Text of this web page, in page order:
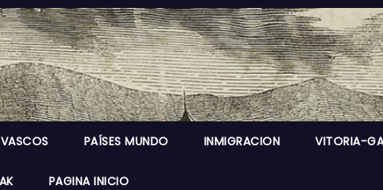
PAÍSES MUNDO INMIGRACION VITORIA-
PAGINA INICIO